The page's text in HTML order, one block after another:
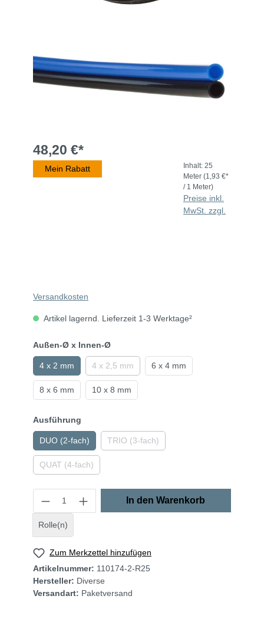
48,20 €*
Mein Rabatt Inhalt: 25
Meter (1,93 €*
/ 1 Meter)
Preise inkl.
MwSt. zzgl.
Versandkosten
Artikel lagernd. Lieferzeit 1-3 Werktage²
Außen-Ø x Innen-Ø
4 x 2 mm 4 x 2,5 mm 6 x 4 mm
8 x 6 mm 10 x 8 mm
Ausführung
DUO (2-fach) TRIO (3-fach)
QUAT (4-fach)
Rolle(n)
In den Warenkorb
Zum Merkzettel hinzufügen
Artikelnummer: 110174-2-R25
Hersteller: Diverse
Versandart: Paketversand